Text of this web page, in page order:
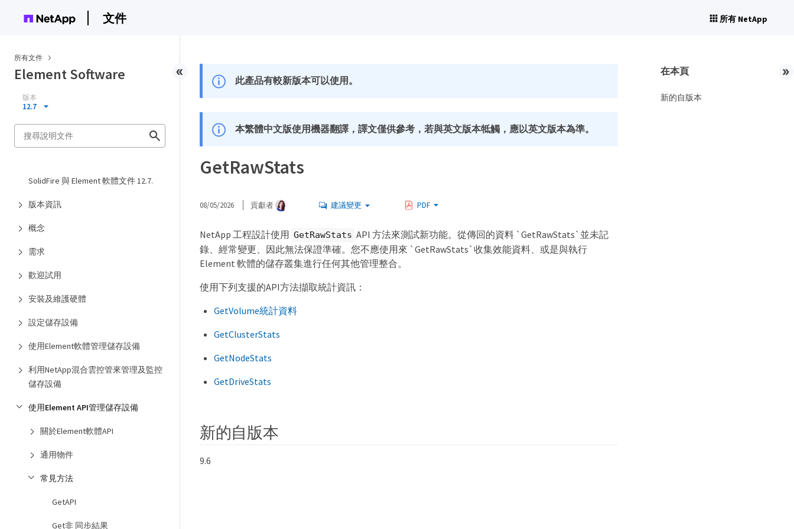
文件 所有 NetApp
所有文件
Element Software
版本
12.7
SolidFire 與 Element 軟體文件 12.7.
版本資訊
概念
需求
歡迎試用
安裝及維護硬體
設定儲存設備
使用Element軟體管理儲存設備
利用NetApp混合雲控管來管理及監控
儲存設備
使用Element API管理儲存設備
關於Element軟體API
通用物件
常見方法
GetAPI
Get非 同步結果
此產品有較新版本可以使用。
本繁體中文版使用機器翻譯，譯文僅供參考，若與英文版本牴觸，應以英文版本為準。
GetRawStats
08/05/2026 貢獻者 建議變更 PDF
NetApp 工程設計使用 GetRawStats API 方法來測試新功能。從傳回的資料 `GetRawStats`並未記
錄、經常變更、因此無法保證準確。您不應使用來 `GetRawStats`收集效能資料、或是與執行
Element 軟體的儲存叢集進行任何其他管理整合。
使用下列支援的API方法擷取統計資訊：
GetVolume統計資料
GetClusterStats
GetNodeStats
GetDriveStats
新的自版本
9.6
在本頁
新的自版本